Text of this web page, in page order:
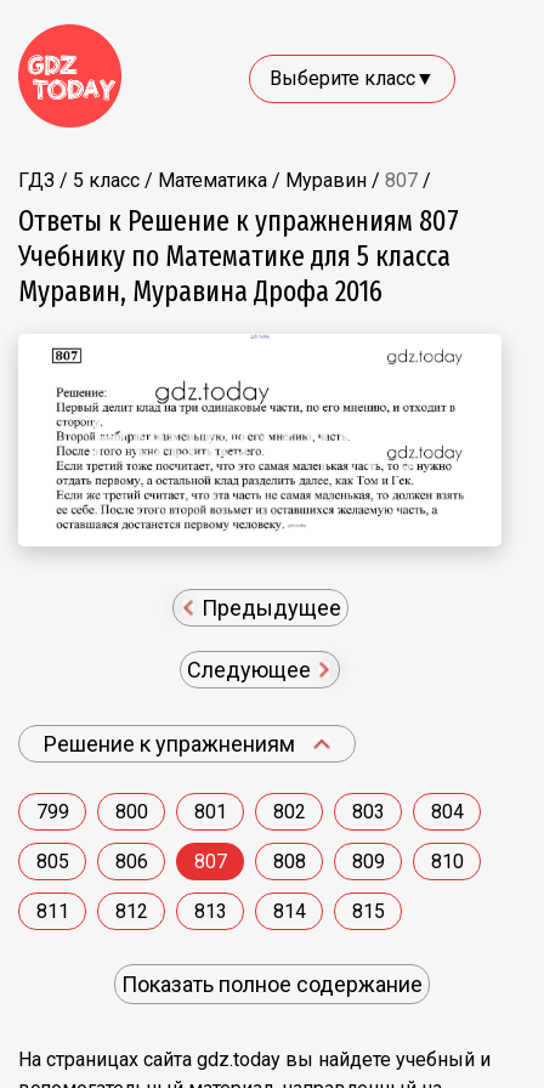
Выберите класс▼
ГДЗ / 5 класс / Математика / Муравин / 807 /
Ответы к Решение к упражнениям 807
Учебнику по Математике для 5 класса
Муравин, Муравина Дрофа 2016
Предыдущее
Следующее
Решение к упражнениям
799 800 801 802 803 804
805 806 807 808 809 810
811 812 813 814 815
Показать полное содержание
На страницах сайта gdz.today вы найдете учебный и